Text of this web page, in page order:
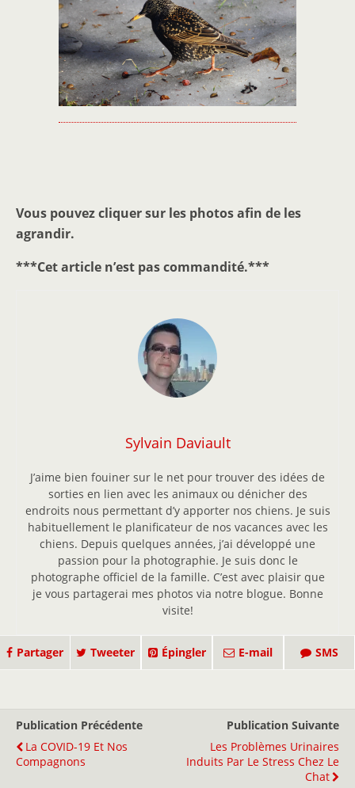
Vous pouvez cliquer sur les photos afin de les
agrandir.
***Cet article n’est pas commandité.***
Sylvain Daviault
J’aime bien fouiner sur le net pour trouver des idées de
sorties en lien avec les animaux ou dénicher des
endroits nous permettant d’y apporter nos chiens. Je suis
habituellement le planificateur de nos vacances avec les
chiens. Depuis quelques années, j’ai développé une
passion pour la photographie. Je suis donc le
photographe officiel de la famille. C’est avec plaisir que
je vous partagerai mes photos via notre blogue. Bonne
visite!
Partager Tweeter Épingler E-mail SMS
Publication Précédente
La COVID-19 Et Nos
Compagnons
Publication Suivante
Les Problèmes Urinaires
Induits Par Le Stress Chez Le
Chat